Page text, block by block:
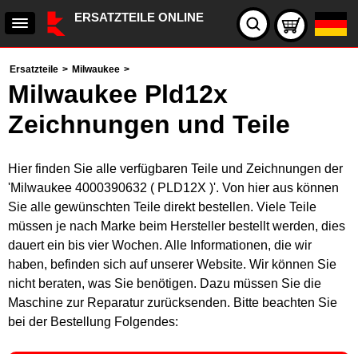
ERSATZTEILE ONLINE
Ersatzteile > Milwaukee >
Milwaukee Pld12x
Zeichnungen und Teile
Hier finden Sie alle verfügbaren Teile und Zeichnungen der
'Milwaukee 4000390632 ( PLD12X )'. Von hier aus können
Sie alle gewünschten Teile direkt bestellen. Viele Teile
müssen je nach Marke beim Hersteller bestellt werden, dies
dauert ein bis vier Wochen. Alle Informationen, die wir
haben, befinden sich auf unserer Website. Wir können Sie
nicht beraten, was Sie benötigen. Dazu müssen Sie die
Maschine zur Reparatur zurücksenden. Bitte beachten Sie
bei der Bestellung Folgendes: